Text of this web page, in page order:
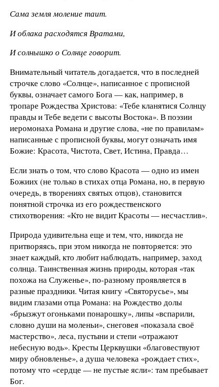
Сама земля моление таит.
И облака расходятся Вратами,
И солнышко о Солнце говорит.
Внимательный читатель догадается, что в последней
строчке слово «Солнце», написанное с прописной
буквы, означает самого Бога — как, например, в
тропаре Рождества Христова: «Тебе кланятися Солнцу
правды и Тебе ведети с высоты Востока». В поэзии
иеромонаха Романа и другие слова, «не по правилам»
написанные с прописной буквы, могут означать имя
Божие: Красота, Чистота, Свет, Истина, Правда…
Если знать о том, что слово Красота — одно из имен
Божиих (не только в стихах отца Романа, но, в первую
очередь, в творениях святых отцов), становится
понятной строчка из его рождественского
стихотворения: «Кто не видит Красоты — несчастлив».
Природа удивительна еще и тем, что, никогда не
притворяясь, при этом никогда не повторяется: это
знает каждый, кто любит наблюдать, например, заход
солнца. Таинственная жизнь природы, которая «так
похожа на Служенье», по-разному проявляется в
разные праздники. Читая книгу «Святорусье», мы
видим глазами отца Романа: на Рождество долы
«брызжут огоньками понарошку», липы «вспарили,
словно души на моленьи», снеговея «показала своё
мастерство», леса, пустыни и степи «отражают
небесную водь». Кресты Церквушки «благовествуют
миру обновленье», а душа человека «рождает стих»,
потому что «сердце — не пустые ясли»: там пребывает
Бог.